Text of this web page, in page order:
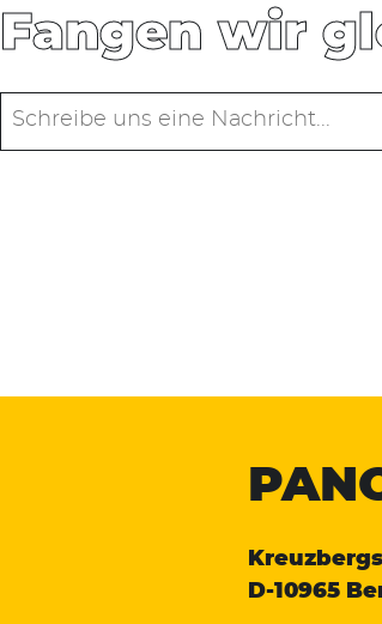
Fangen wir
D-10965